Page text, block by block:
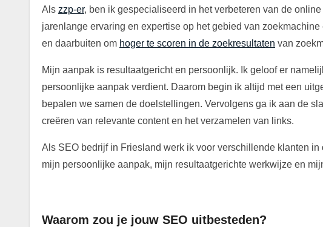
Als zzp-er, ben ik gespecialiseerd in het verbeteren van de
jarenlange ervaring en expertise op het gebied van
en daarbuiten om hoger te scoren in de zoekresultaten van
Mijn aanpak is resultaatgericht en persoonlijk. Ik geloof er
persoonlijke aanpak verdient. Daarom begin ik altijd met een
bepalen we samen de doelstellingen. Vervolgens ga ik aan de
creëren van relevante content en het verzamelen van links.
Als SEO bedrijf in Friesland werk ik voor verschillende klanten
mijn persoonlijke aanpak, mijn resultaatgerichte werkwijze en
Waarom zou je jouw SEO uitbesteden?